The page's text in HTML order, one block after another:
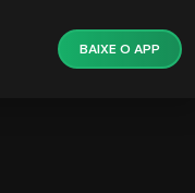
BAIXE O APP